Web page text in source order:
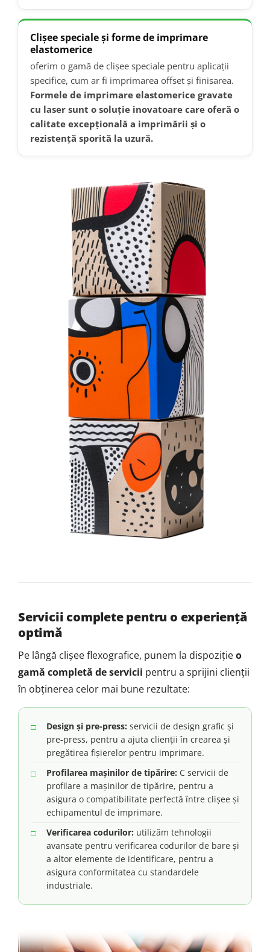
Clișee speciale și forme de imprimare
elastomerice
oferim o gamă de clișee speciale pentru aplicații
specifice, cum ar fi imprimarea offset și finisarea.
Formele de imprimare elastomerice gravate
cu laser sunt o soluție inovatoare care oferă o
calitate excepțională a imprimării și o
rezistență sporită la uzură.
Servicii complete pentru o experiență
optimă
Pe lângă clișee flexografice, punem la dispozițieo
gamă completă de servicii pentru a sprijini clienții
în obținerea celor mai bune rezultate:
Design și pre-press: servicii de design grafic și
pre-press, pentru a ajuta clienții în crearea și
pregătirea fișierelor pentru imprimare.
Profilarea mașinilor de tipărire: C servicii de
profilare a mașinilor de tipărire, pentru a
asigura o compatibilitate perfectă între clișee și
echipamentul de imprimare.
Verificarea codurilor: utilizăm tehnologii
avansate pentru verificarea codurilor de bare și
a altor elemente de identificare, pentru a
asigura conformitatea cu standardele
industriale.